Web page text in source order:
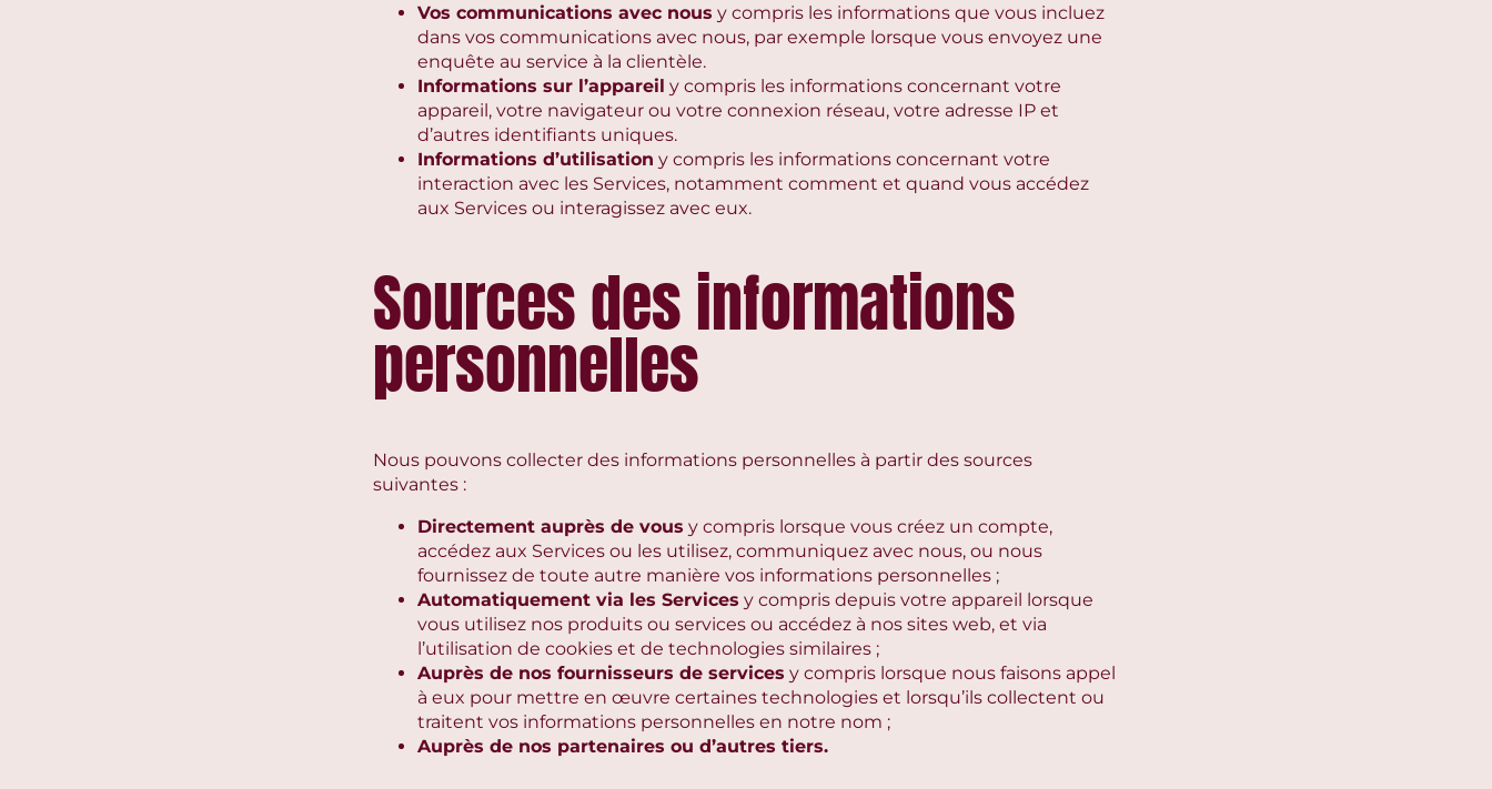
Vos communications avec nous y compris les informations que vous incluez
dans vos communications avec nous, par exemple lorsque vous envoyez une
enquête au service à la clientèle.
Informations sur l’appareil y compris les informations concernant votre
appareil, votre navigateur ou votre connexion réseau, votre adresse IP et
d’autres identifiants uniques.
Informations d’utilisation y compris les informations concernant votre
interaction avec les Services, notamment comment et quand vous accédez
aux Services ou interagissez avec eux.
Sources des informations
personnelles
Nous pouvons collecter des informations personnelles à partir des sources
suivantes :
Directement auprès de vous y compris lorsque vous créez un compte,
accédez aux Services ou les utilisez, communiquez avec nous, ou nous
fournissez de toute autre manière vos informations personnelles ;
Automatiquement via les Services y compris depuis votre appareil lorsque
vous utilisez nos produits ou services ou accédez à nos sites web, et via
l’utilisation de cookies et de technologies similaires ;
Auprès de nos fournisseurs de services y compris lorsque nous faisons appel
à eux pour mettre en œuvre certaines technologies et lorsqu’ils collectent ou
traitent vos informations personnelles en notre nom ;
Auprès de nos partenaires ou d’autres tiers.